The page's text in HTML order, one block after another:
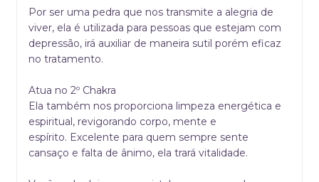
Por ser uma pedra que nos transmite a alegria de
viver, ela é utilizada para pessoas que estejam com
depressão, irá auxiliar de maneira sutil porém eficaz
no tratamento.
Atua no 2º Chakra
Ela também nos proporciona limpeza energética e
espiritual, revigorando corpo, mente e
espírito. Excelente para quem sempre sente
cansaço e falta de ânimo, ela trará vitalidade.